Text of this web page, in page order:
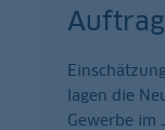
lagen die
Gewerbe im